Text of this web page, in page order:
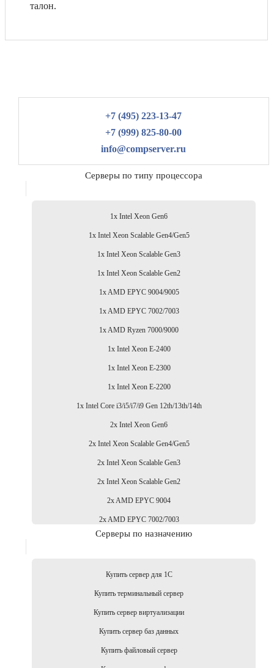
талон.
+7 (495) 223-13-47
+7 (999) 825-80-00
info@compserver.ru
Серверы по типу процессора
1x Intel Xeon Gen6
1x Intel Xeon Scalable Gen4/Gen5
1x Intel Xeon Scalable Gen3
1x Intel Xeon Scalable Gen2
1x AMD EPYC 9004/9005
1x AMD EPYC 7002/7003
1x AMD Ryzen 7000/9000
1x Intel Xeon E-2400
1x Intel Xeon E-2300
1x Intel Xeon E-2200
1x Intel Core i3/i5/i7/i9 Gen 12th/13th/14th
2x Intel Xeon Gen6
2x Intel Xeon Scalable Gen4/Gen5
2x Intel Xeon Scalable Gen3
2x Intel Xeon Scalable Gen2
2x AMD EPYC 9004
2x AMD EPYC 7002/7003
Серверы по назначению
Купить сервер для 1С
Купить терминальный сервер
Купить сервер виртуализации
Купить сервер баз данных
Купить файловый сервер